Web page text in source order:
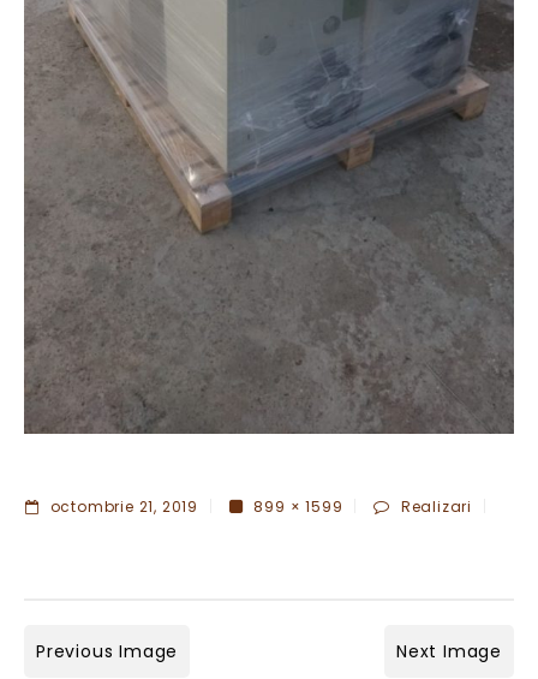
octombrie 21, 2019 899 × 1599 Realizari
Previous Image Next Image